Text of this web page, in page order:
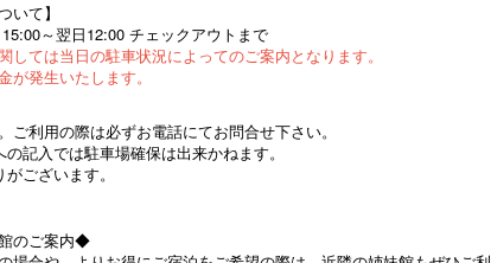
いて】
～翌日12:00 チェックアウトまで
しては当日の駐車状況によってのご案内となります。
が発生いたします。
ご利用の際は必ずお電話にてお問合せ下さい。
記入では駐車場確保は出来かねます。
ございます。
のご案内◆